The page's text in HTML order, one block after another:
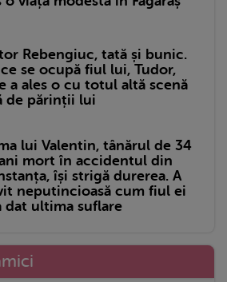
Rebengiuc, tată și bunic.
se ocupă fiul lui, Tudor,
a ales o cu totul altă scenă
de părinții lui
lui Valentin, tânărul de 34
mort în accidentul din
își strigă durerea. A
neputincioasă cum fiul ei
dat ultima suflare